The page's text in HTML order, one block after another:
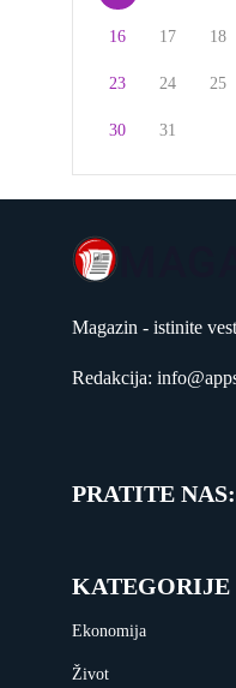
16 17 18
23 24 25
30 31
Magazin - istinite
Redakcija:
PRATITE NAS:
KATEGORIJE
Ekonomija
Život